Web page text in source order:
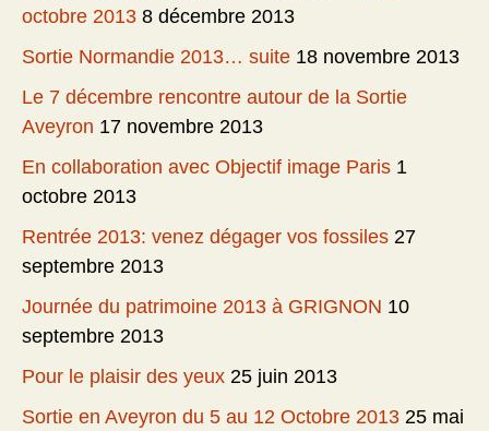
octobre 2013 8 décembre 2013
Sortie Normandie 2013… suite 18 novembre 2013
Le 7 décembre rencontre autour de la Sortie
Aveyron 17 novembre 2013
En collaboration avec Objectif image Paris 1
octobre 2013
Rentrée 2013: venez dégager vos fossiles 27
septembre 2013
Journée du patrimoine 2013 à GRIGNON 10
septembre 2013
Pour le plaisir des yeux 25 juin 2013
Sortie en Aveyron du 5 au 12 Octobre 2013 25 mai